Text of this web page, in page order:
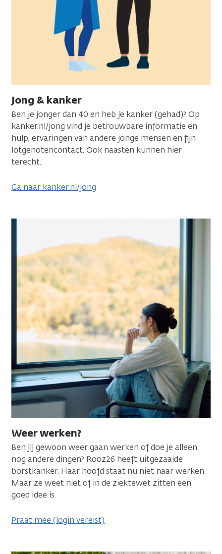
Jong & kanker
Ben je jonger dan 40 en heb je kanker (gehad)? Op
kanker.nl/jong vind je betrouwbare informatie en
hulp, ervaringen van andere jonge mensen en fijn
lotgenotencontact. Ook naasten kunnen hier
terecht.
Ga naar kanker.nl/jong
Weer werken?
Ben jij gewoon weer gaan werken of doe je alleen
nog andere dingen? Rooz26 heeft uitgezaaide
borstkanker. Haar hoofd staat nu niet naar werken.
Maar ze weet niet of in de ziektewet zitten een
goed idee is.
Praat mee (login vereist)